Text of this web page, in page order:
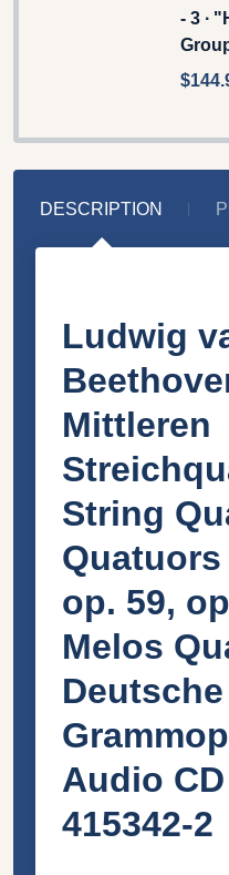
- 3 ∙
DESCRIPTION
Ludwig
Mittleren
String
op. 59,
Melos
Deutsche
Audio
415342-2